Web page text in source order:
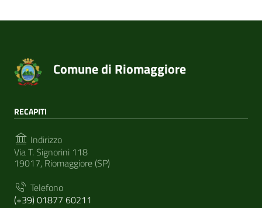
Comune di Riomaggiore
RECAPITI
Indirizzo
Via T. Signorini 118
19017, Riomaggiore (SP)
Telefono
(+39) 01877 60211